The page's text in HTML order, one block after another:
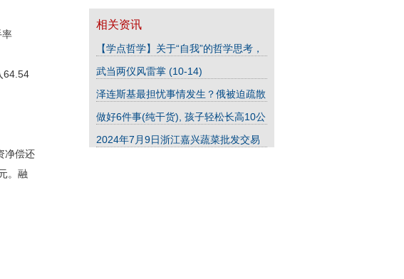
率
64.54
净偿还
。融
相关资讯
【学点哲学】关于“自我”的哲学思考，
武当两仪风雷掌 (10-14)
泽连斯基最担忧事情发生？俄被迫疏散
做好6件事(纯干货), 孩子轻松长高10公
2024年7月9日浙江嘉兴蔬菜批发交易